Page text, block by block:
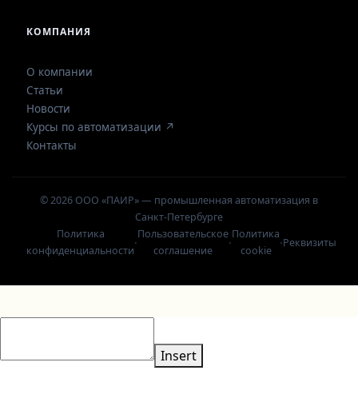
КОМПАНИЯ
О компании
Статьи
Новости
Курсы по автоматизации ↗
Контакты
© 2026 ООО «ПАИР» — промышленная автоматизация в
Санкт-Петербурге
Политика
конфиденциальности
·
Пользовательское
соглашение
·
Политика
cookie
·Реквизиты
Insert